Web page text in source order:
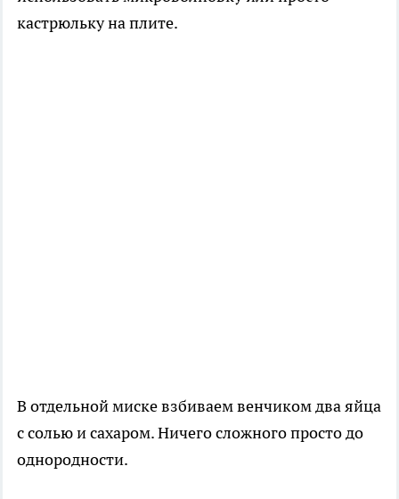
кастрюльку на плите.
В отдельной миске взбиваем венчиком два яйца
с солью и сахаром. Ничего сложного просто до
однородности.